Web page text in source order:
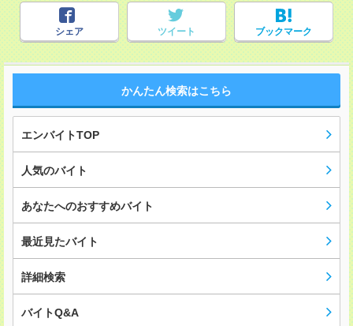
シェア ツイート ブックマーク
かんたん検索はこちら
エンバイトTOP
人気のバイト
あなたへのおすすめバイト
最近見たバイト
詳細検索
バイトQ&A